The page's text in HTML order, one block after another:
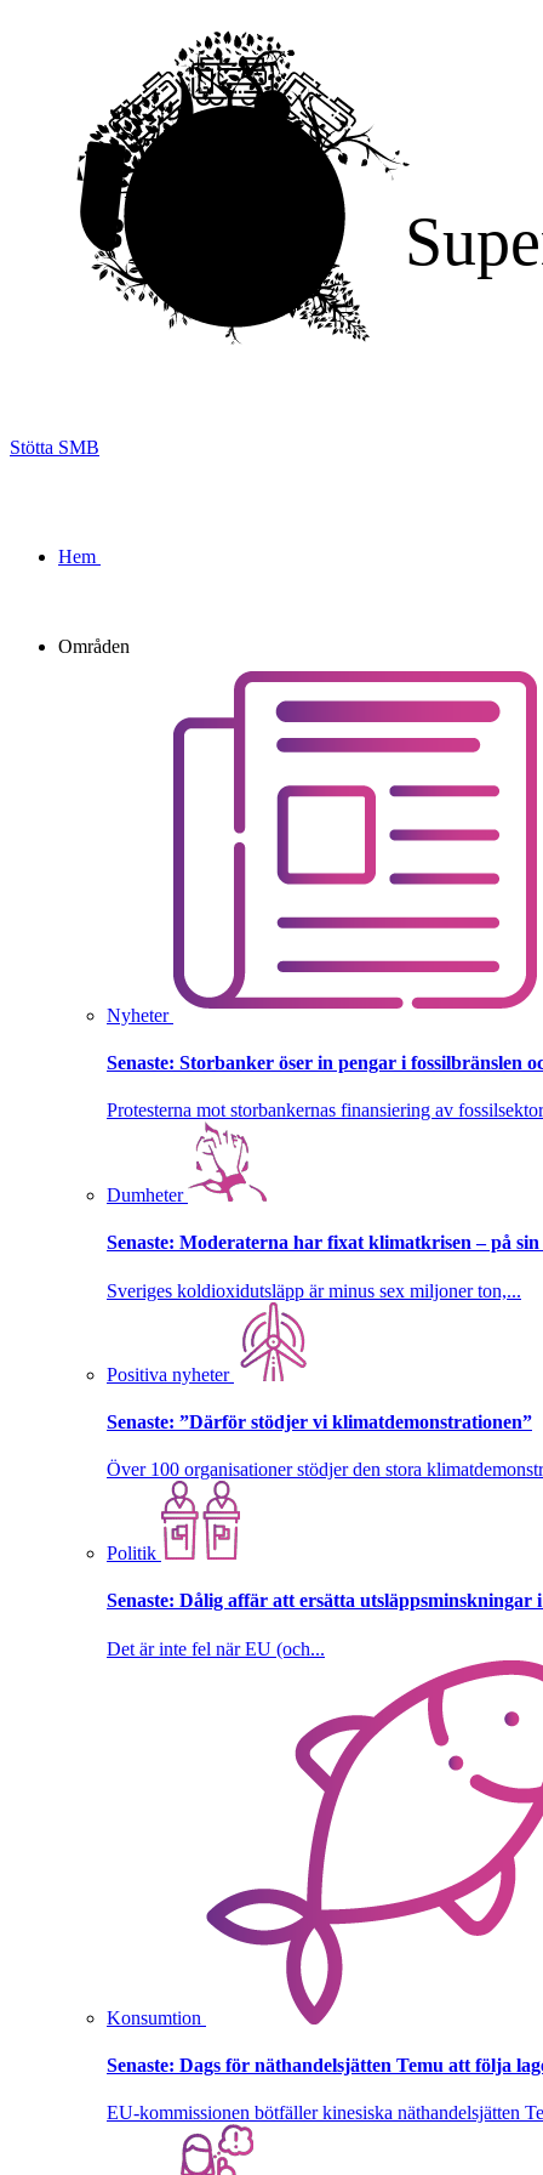
Stötta SMB
Hem
Områden
Nyheter
Senaste: Storbanker öser in pengar i fossilbränslen
Protesterna mot storbankernas finansiering av
Dumheter
Senaste: Moderaterna har fixat klimatkrisen – på sin
Sveriges koldioxidutsläpp är minus sex miljoner ton,...
Positiva nyheter
Senaste: ”Därför stödjer vi klimatdemonstrationen”
Över 100 organisationer stödjer den stora
Politik
Senaste: Dålig affär att ersätta utsläppsminskningar
Det är inte fel när EU (och...
Konsumtion
Senaste: Dags för näthandelsjätten Temu att följa
EU-kommissionen bötfäller kinesiska näthandelsjätten